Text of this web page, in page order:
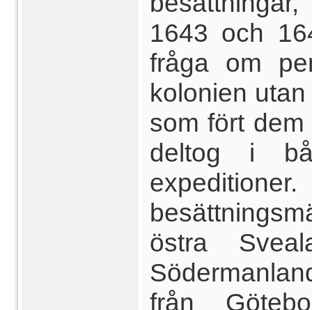
1643 och
fråga om
kolonien
som fört
deltog i
östra
från